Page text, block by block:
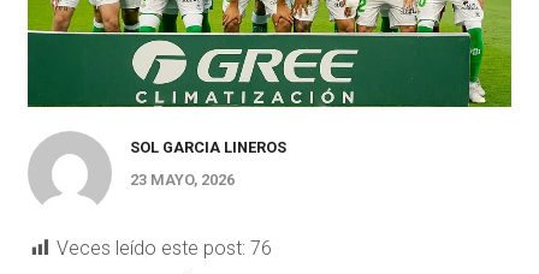
SOL GARCIA LINEROS
23 MAYO, 2026
Veces leído este post: 76